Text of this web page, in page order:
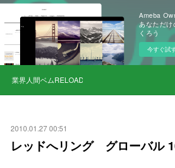
Ameba
あなただ
くろう
今すぐ試
業界人間ベムRELOAD
2010.01.27 00:51
レッドへリング グローバル